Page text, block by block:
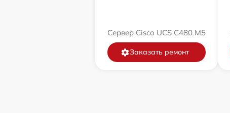
Сервер Cisco UCS C480 M5
Заказать ремонт